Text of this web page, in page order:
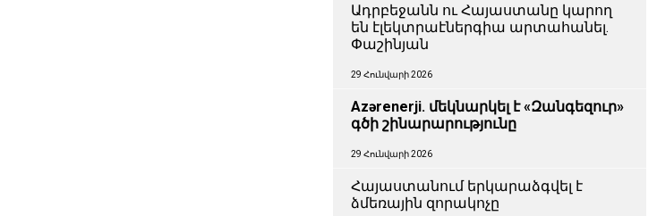
Ադրբեջանն ու Հայաստանը կարող
են էլեկտրաէներգիա արտահանել.
Փաշինյան
29 Հունվարի 2026
Azərenerji. մեկնարկել է «Զանգեզուր»
գծի շինարարությունը
29 Հունվարի 2026
Հայաստանում երկարաձգվել է
ձմեռային զորակոչը